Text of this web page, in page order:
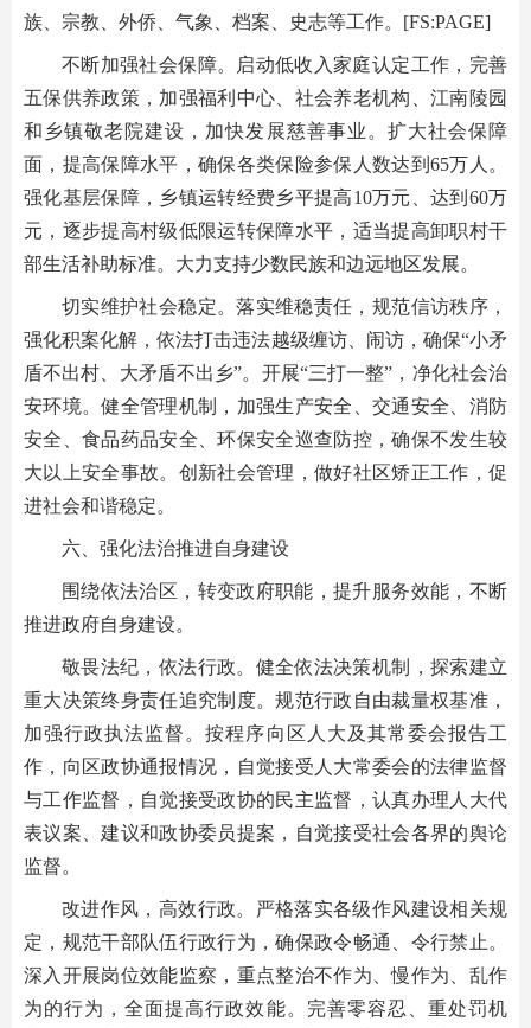
族、宗教、外侨、气象、档案、史志等工作。[FS:PAGE]
不断加强社会保障。启动低收入家庭认定工作，完善
五保供养政策，加强福利中心、社会养老机构、江南陵园
和乡镇敬老院建设，加快发展慈善事业。扩大社会保障
面，提高保障水平，确保各类保险参保人数达到65万人。
强化基层保障，乡镇运转经费乡平提高10万元、达到60万
元，逐步提高村级低限运转保障水平，适当提高卸职村干
部生活补助标准。大力支持少数民族和边远地区发展。
切实维护社会稳定。落实维稳责任，规范信访秩序，
强化积案化解，依法打击违法越级缠访、闹访，确保“小矛
盾不出村、大矛盾不出乡”。开展“三打一整”，净化社会治
安环境。健全管理机制，加强生产安全、交通安全、消防
安全、食品药品安全、环保安全巡查防控，确保不发生较
大以上安全事故。创新社会管理，做好社区矫正工作，促
进社会和谐稳定。
六、强化法治推进自身建设
围绕依法治区，转变政府职能，提升服务效能，不断
推进政府自身建设。
敬畏法纪，依法行政。健全依法决策机制，探索建立
重大决策终身责任追究制度。规范行政自由裁量权基准，
加强行政执法监督。按程序向区人大及其常委会报告工
作，向区政协通报情况，自觉接受人大常委会的法律监督
与工作监督，自觉接受政协的民主监督，认真办理人大代
表议案、建议和政协委员提案，自觉接受社会各界的舆论
监督。
改进作风，高效行政。严格落实各级作风建设相关规
定，规范干部队伍行政行为，确保政令畅通、令行禁止。
深入开展岗位效能监察，重点整治不作为、慢作为、乱作
为的行为，全面提高行政效能。完善零容忍、重处罚机